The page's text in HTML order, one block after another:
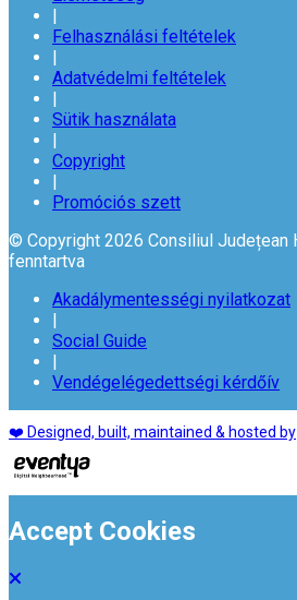
|
Felhasználási feltételek
|
Adatvédelmi feltételek
|
Sütik használata
|
Copyright
|
Promóciós szett
© Copyright 2026 Consiliul Județean
fenntartva
Akadálymentességi nyilatkozat
|
Social Guide
|
Vendégelégedettségi kérdőív
❤️ Designed, built, maintained & hosted by
Accept Cookies